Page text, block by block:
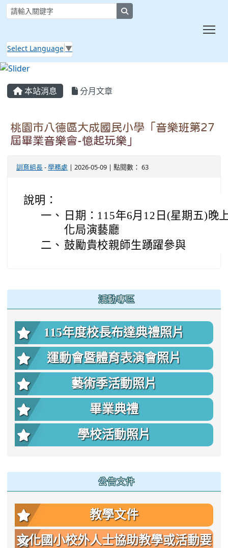
Select Language ▼
本站消息 分月文章
桃園市八德區大成國民小學「音樂班第27
屆畢業音樂會-憶起玩樂」
訓育組長-學務處 | 2026-05-09 | 點閱數： 63
說明：
一、
日期：115年6月12日(星期五)晚
化局演藝廳
二、 鼓勵貴校親師生踴躍參與
活動專區
115年度校長布達典禮照片
運動會暨體育表演會照片
藝術季活動照片
畢業典禮
學校活動照片
公告文件
教學文件
文化國小校外人士協助教學或活動要